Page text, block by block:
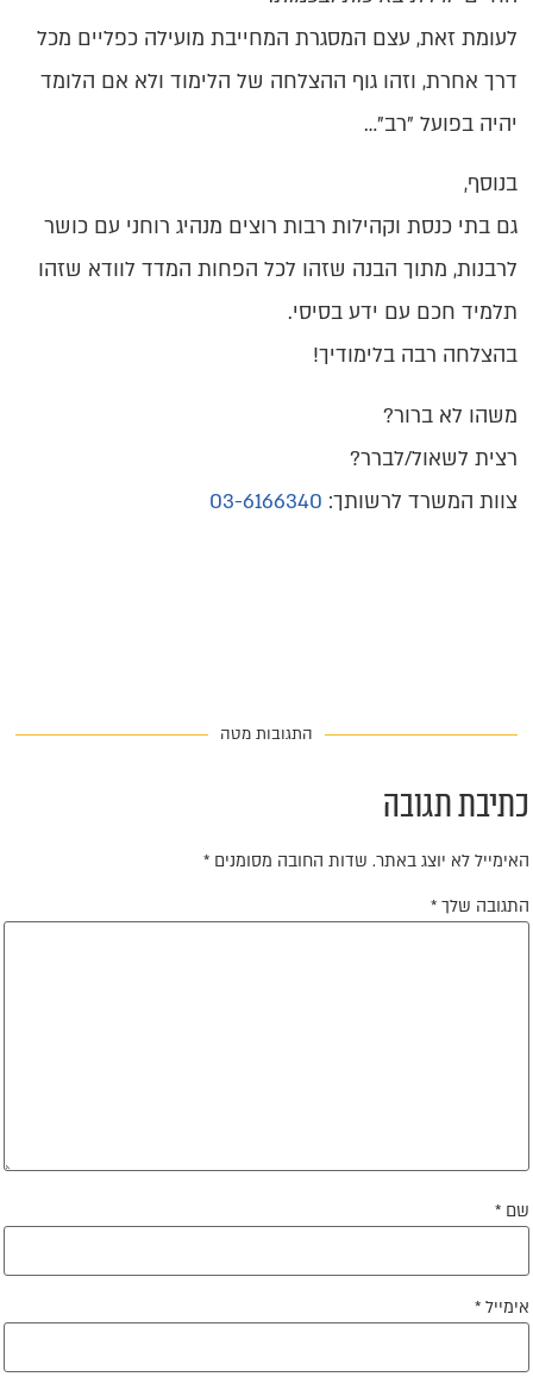
לעומת זאת, עצם המסגרת המחייבת מועילה כפליים מכל
דרך אחרת, וזהו גוף ההצלחה של הלימוד ולא אם הלומד
יהיה בפועל "רב"…
בנוסף,
גם בתי כנסת וקהילות רבות רוצים מנהיג רוחני עם כושר
לרבנות, מתוך הבנה שזהו לכל הפחות המדד לוודא שזהו
תלמיד חכם עם ידע בסיסי.
בהצלחה רבה בלימודיך!
משהו לא ברור?
רצית לשאול/לברר?
צוות המשרד לרשותך: 03-6166340
התגובות מטה
תגובה
לא יוצג באתר. שדות החובה מסומנים
שלך*
*